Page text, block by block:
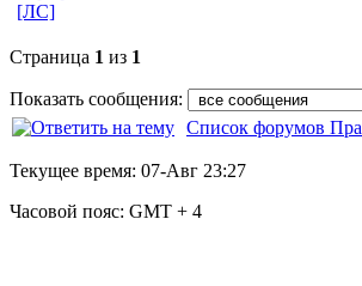
[ЛС]
Страница 1 из 1
Показать сообщения:
Список форумов
Текущее время: 07-Авг 23:27
Часовой пояс: GMT + 4